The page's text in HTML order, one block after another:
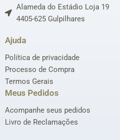
Alameda do Estádio Loja 19
4405-625 Gulpilhares
Ajuda
Política de privacidade
Processo de Compra
Termos Gerais
Meus Pedidos
Acompanhe seus pedidos
Livro de Reclamações